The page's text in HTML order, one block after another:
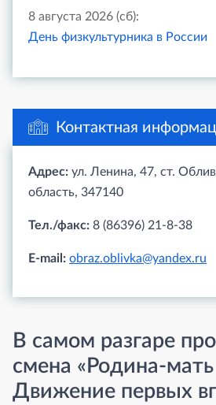
8 августа 2026 (сб):
День физкультурника в России
Контактная
Адрес: ул. Ленина, 47, ст.
область, 347140
Тел./факс: 8 (86396) 21-8-38
E-mail: obraz.oblivka@yandex.ru
В самом разгаре
смена «Родина-мать
Движение первых